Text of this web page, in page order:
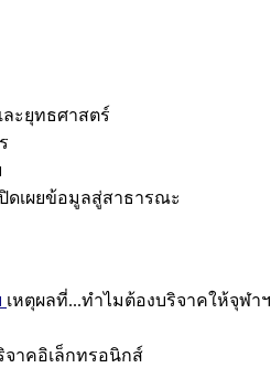
ะยุทธศาสตร์
ปิดเผยข้อมูลสู่สาธารณะ
เหตุผลที่...ทำไมต้องบริจาคให้จุฬาฯ
จาคอิเล็กทรอนิกส์